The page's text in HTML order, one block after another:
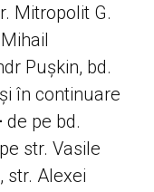
Mitropolit G.
Pușkin, bd.
în continuare
de pe bd.
str. Vasile
str. Alexei